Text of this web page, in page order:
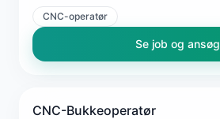
CNC-operatør
Se job og ansøg
CNC-Bukkeoperatør